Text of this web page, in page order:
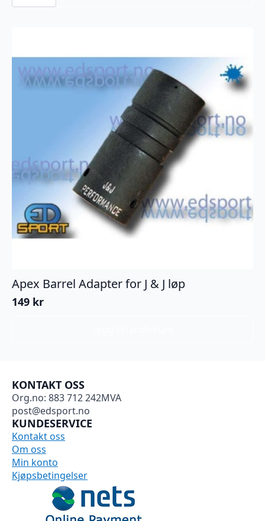
kit,
/
X7
antall
Apex Barrel Adapter for J & J løp
149 kr
KONTAKT OSS
Org.no: 883 712 242MVA
post@edsport.no
KUNDESERVICE
Kontakt oss
Om oss
Min konto
Kjøpsbetingelser